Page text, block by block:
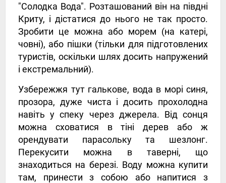
"Солодка Вода". Розташований він на півдні
Криту, і дістатися до нього не так просто.
Зробити це можна або морем (на катері,
човні), або пішки (тільки для підготовлених
туристів, оскільки шлях досить напружений
і екстремальний).
Узбережжя тут галькове, вода в морі синя,
прозора, дуже чиста і досить прохолодна
навіть у спеку через джерела. Від сонця
можна сховатися в тіні дерев або ж
орендувати парасольку та шезлонг.
Перекусити можна в таверні, що
знаходиться на березі. Воду можна купити
там, принести з собою або напитися з